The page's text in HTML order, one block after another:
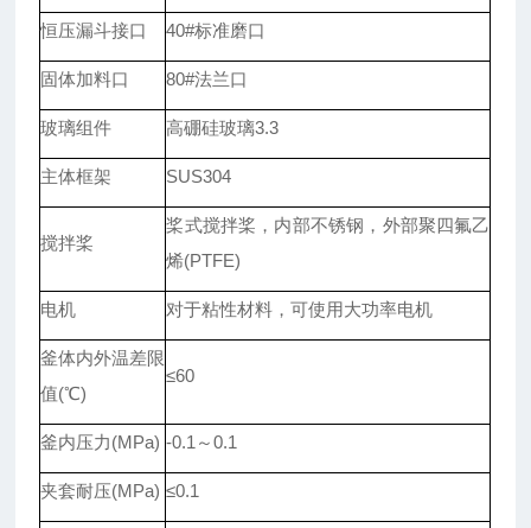
恒压漏斗接口 40#标准磨口
固体加料口 80#法兰口
玻璃组件 高硼硅玻璃3.3
主体框架 SUS304
搅拌桨
桨式搅拌桨，内部不锈钢，外部聚四氟乙
烯(PTFE)
电机 对于粘性材料，可使用大功率电机
釜体内外温差限
值(℃)
≤60
釜内压力(MPa) -0.1～0.1
夹套耐压(MPa) ≤0.1